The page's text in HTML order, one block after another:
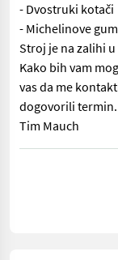
- Dvostruki kotači
- Michelinove
Stroj je na zalihi
Kako bih vam
vas da me
dogovorili termin.
Tim Mauch
Ovdje se nudi